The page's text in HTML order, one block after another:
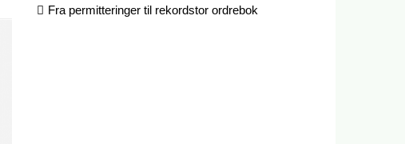
Fra permitteringer til rekordstor ordrebok